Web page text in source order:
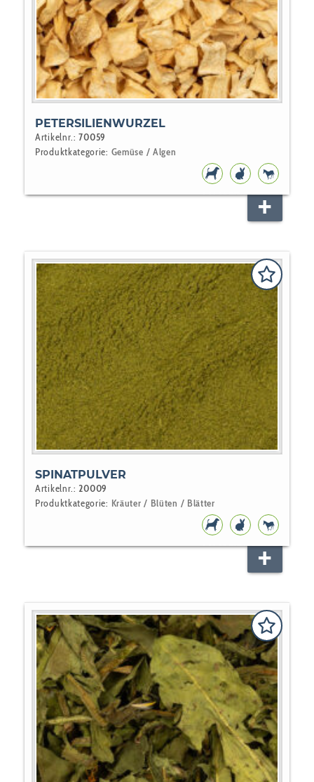
PETERSILIENWURZEL
Artikelnr.:70059
Produktkategorie: Gemüse / Algen
HUNDEFUTTER
NAGERPFERD
SPINATPULVER
Artikelnr.: 20009
Produktkategorie: Kräuter / Blüten / Blätter
HUNDEFUTTER
NAGERPFERD